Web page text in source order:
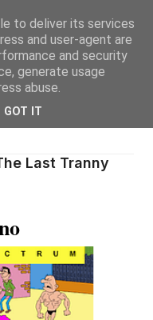
Last Tranny
to deliver its services
and user-agent are
and security
generate usage
abuse.
GOT IT